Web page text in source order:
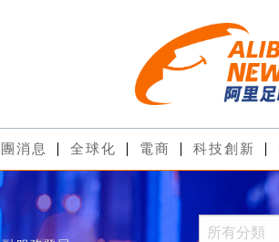
消息 全球化 電商 科技創新